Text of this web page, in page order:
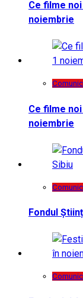
Ce filme
noiembrie
Ce filme
noiembrie
Fondul